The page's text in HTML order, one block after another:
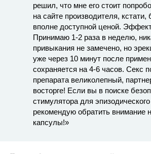
решил, что мне его стоит
на сайте производителя,
вполне доступной ценой.
Принимаю 1-2 раза в неделю,
привыкания не замечено, но
уже через 10 минут после
сохраняется на 4-6 часов. Секс
препарата великолепный,
восторге! Если вы в поиске
стимулятора для
рекомендую обратить внимание
капсулы!»